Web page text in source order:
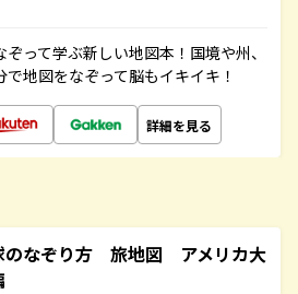
って学ぶ新しい地図本！国境や州、
地図をなぞって脳もイキイキ！
詳細を見る
のなぞり方 旅地図 アメリカ大